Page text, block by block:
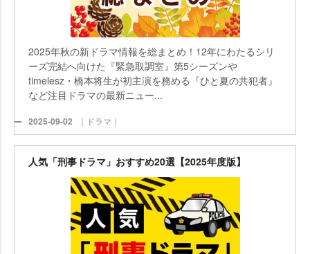
2025年秋の新ドラマ情報を総まとめ！12年にわたるシリ
ーズ完結へ向けた『緊急取調室』第5シーズン
timelesz・橋本将生が初主演を務める『ひと夏の共犯者』
など注目ドラマの最新ニュー...
2025-09-02 ｜ドラマ｜
人気「刑事ドラマ」おすすめ20選【2025年度版】